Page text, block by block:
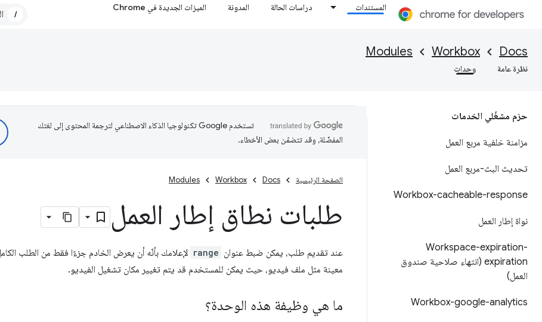
المستندات دراسات الحالة المدونة الميزات الجديدة في Chrome
/
Docs
Workbox
Modules
نظرة عامة وحدات
حزم مشغّلي الخدمات
مزامنة خلفية مربع العمل
تحديث البث-مربع العمل
Workbox-cacheable-response
نواة إطار العمل
Workspace-expiration-
expiration (انتهاء صلاحية صندوق
العمل)
Workbox-google-analytics
تستخدم Google تكنولوجيا الذكاء الاصطناعي لترجمة المحتوى إلى لغتك
المفضّلة، وقد تتضمّن بعض الأخطاء.
الصفحة الرئيسية Docs
Workbox
Modules
طلبات نطاق إطار العمل
عند تقديم طلب، يمكن ضبط عنوان range لإعلامك بأنّه أن يعرض الخادم جزءًا فقط من الطلب
معينة مثل ملف فيديو، حيث يمكن للمستخدم قد يتم تغيير مكان تشغيل الفيديو.
ما هي وظيفة هذه الوحدة؟